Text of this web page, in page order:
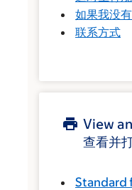
如果我没
联系方式
View
查看并
Standard